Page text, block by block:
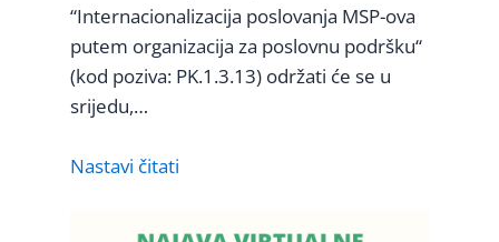
“Internacionalizacija poslovanja MSP-ova
putem organizacija za poslovnu podršku“
(kod poziva: PK.1.3.13) održati će se u
srijedu,…
Nastavi čitati